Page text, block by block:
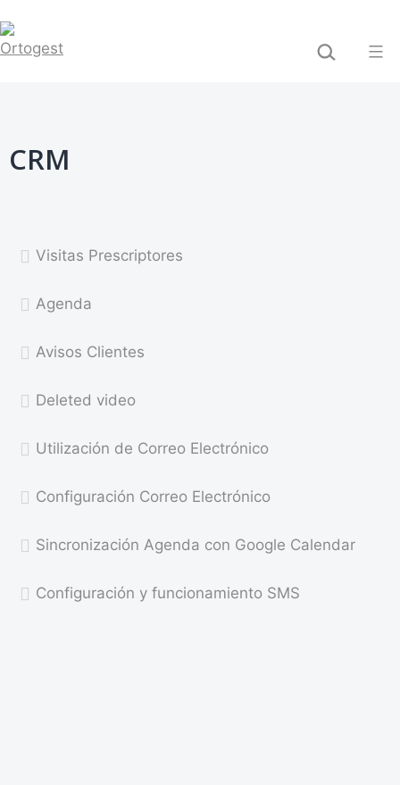
al
contenido
CRM
Visitas Prescriptores
Agenda
Avisos Clientes
Deleted video
Utilización de Correo Electrónico
Configuración Correo Electrónico
Sincronización Agenda con Google Calendar
Configuración y funcionamiento SMS